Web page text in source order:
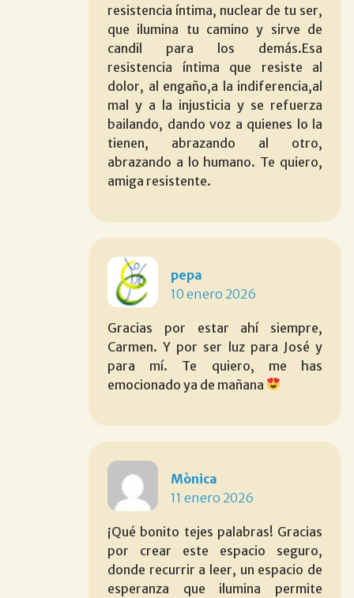
resistencia íntima, nuclear de tu ser,
que ilumina tu camino y sirve de
candil para los demás.Esa
resistencia íntima que resiste al
dolor, al engaño,a la indiferencia,al
mal y a la injusticia y se refuerza
bailando, dando voz a quienes lo la
tienen, abrazando al otro,
abrazando a lo humano. Te quiero,
amiga resistente.
pepa
10 enero 2026
Gracias por estar ahí siempre,
Carmen. Y por ser luz para José y
para mí. Te quiero, me has
emocionado ya de mañana
Mònica
11 enero 2026
¡Qué bonito tejes palabras! Gracias
por crear este espacio seguro,
donde recurrir a leer, un espacio de
esperanza que ilumina permite